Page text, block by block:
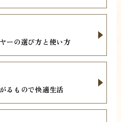
ーの選び方と使い方
るもので快適生活